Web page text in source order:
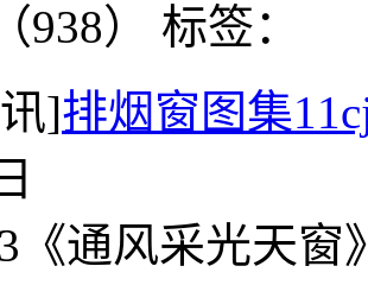
938） 标签：
]排烟窗图集
《通风采光天